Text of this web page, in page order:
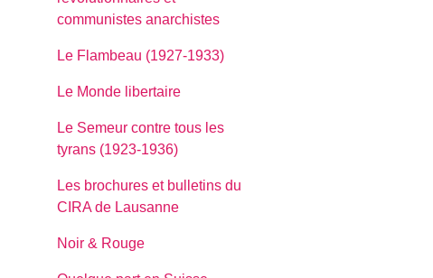
communistes anarchistes
Le Flambeau (1927-1933)
Le Monde libertaire
Le Semeur contre tous les
tyrans (1923-1936)
Les brochures et bulletins du
CIRA de Lausanne
Noir & Rouge